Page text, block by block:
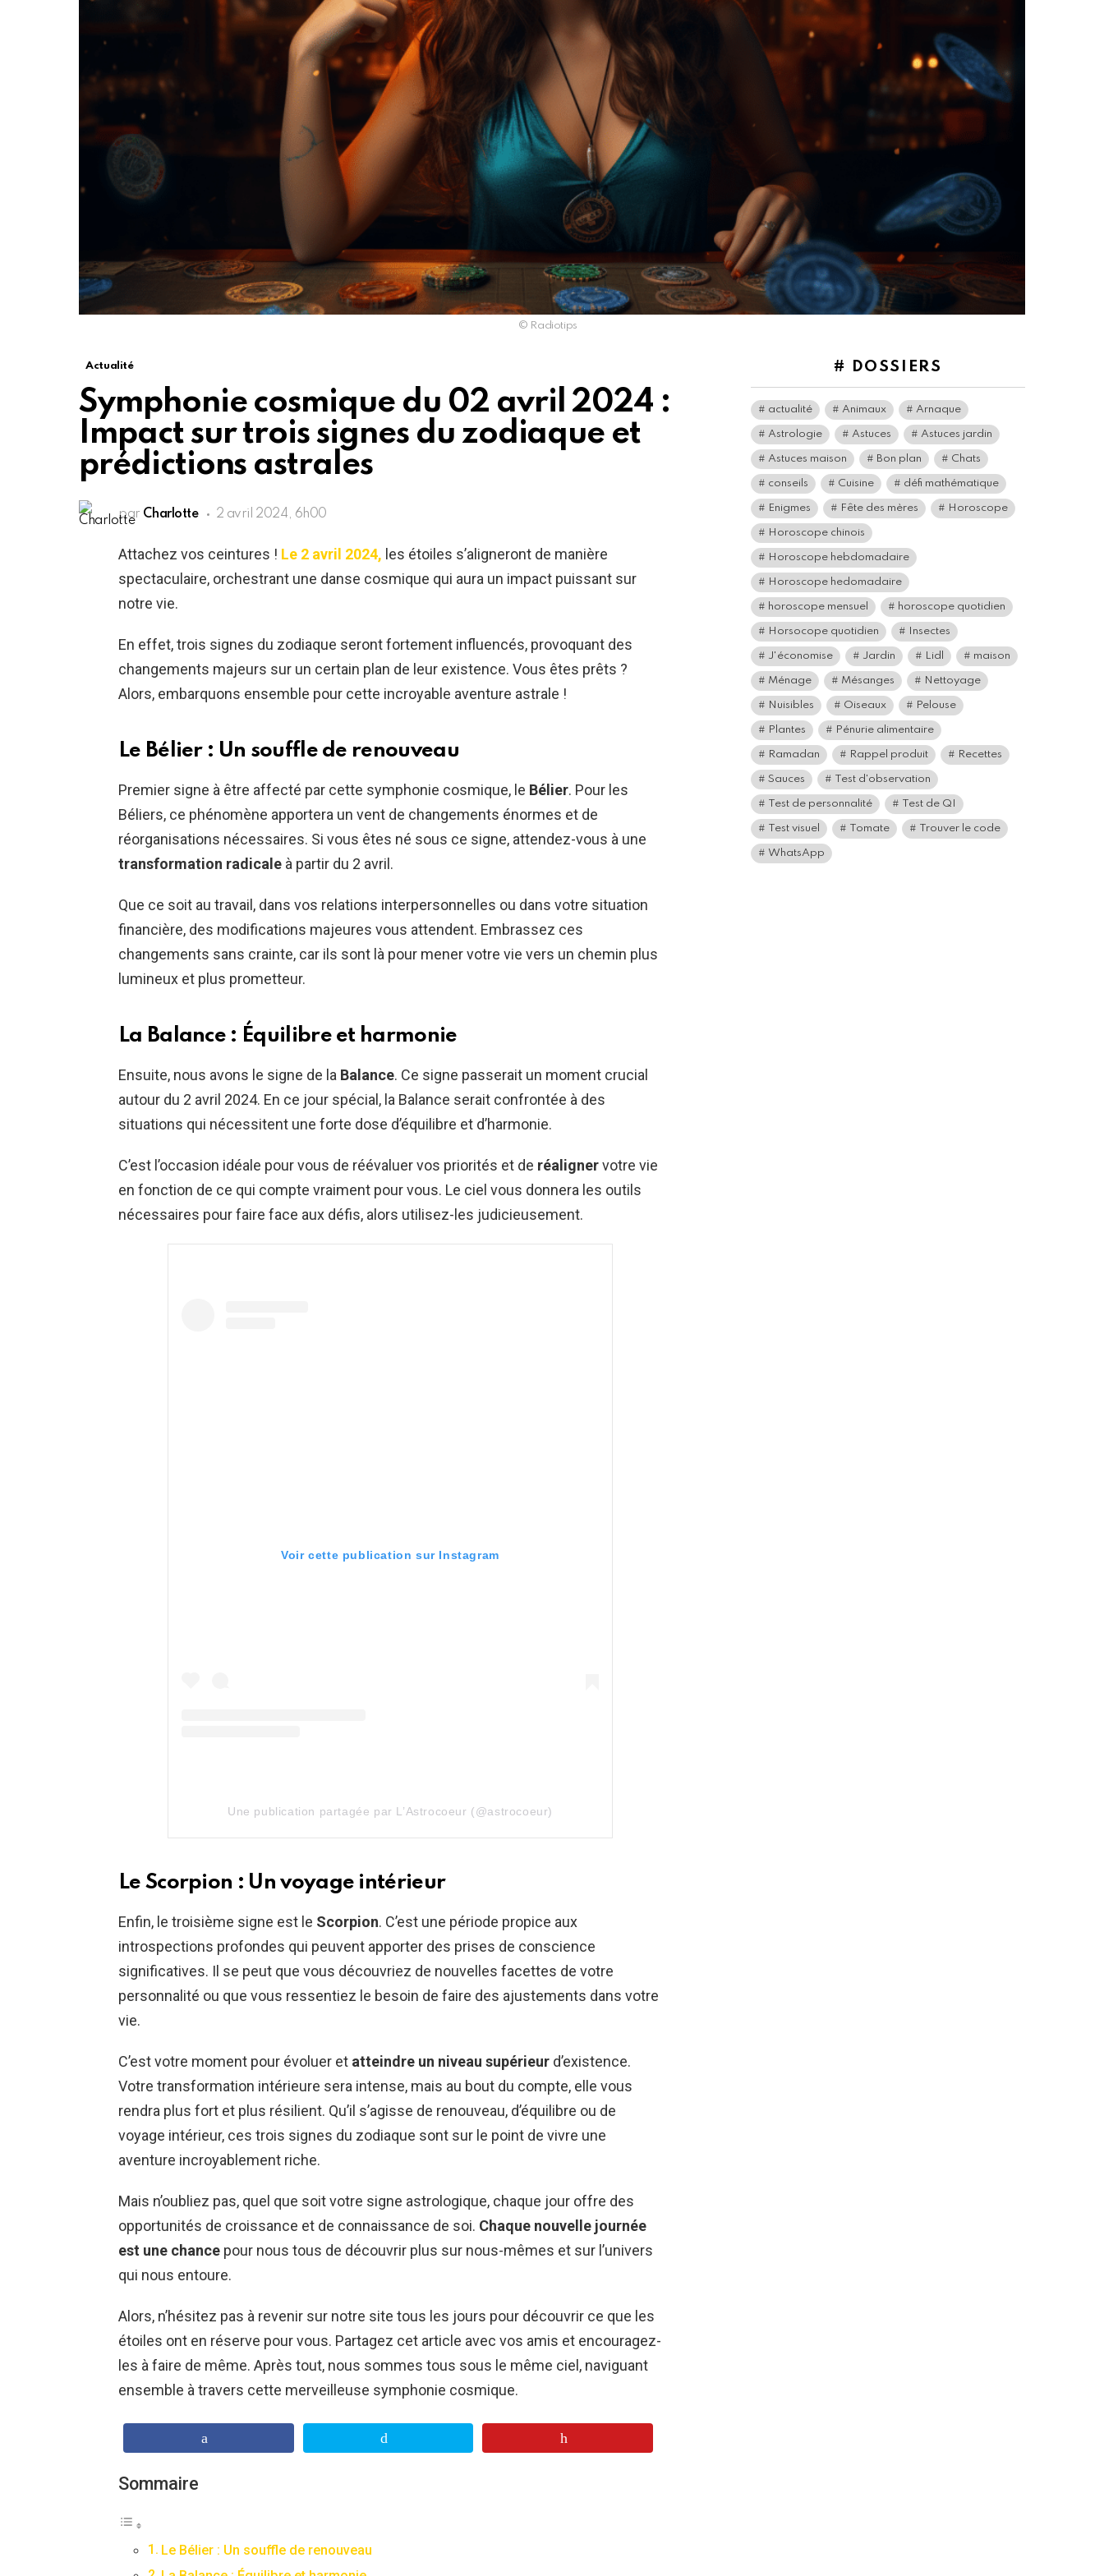
© Radiotips
Actualité
Symphonie cosmique du 02 avril 2024 :
Impact sur trois signes du zodiaque et
prédictions astrales
par Charlotte 2 avril 2024, 6h00
Attachez vos ceintures ! Le 2 avril 2024, les étoiles s’aligneront de manière
spectaculaire, orchestrant une danse cosmique qui aura un impact puissant sur
notre vie.
En effet, trois signes du zodiaque seront fortement influencés, provoquant des
changements majeurs sur un certain plan de leur existence. Vous êtes prêts ?
Alors, embarquons ensemble pour cette incroyable aventure astrale !
Le Bélier : Un souffle de renouveau
Premier signe à être affecté par cette symphonie cosmique, le Bélier. Pour les
Béliers, ce phénomène apportera un vent de changements énormes et de
réorganisations nécessaires. Si vous êtes né sous ce signe, attendez-vous à une
transformation radicale à partir du 2 avril.
Que ce soit au travail, dans vos relations interpersonnelles ou dans votre situation
financière, des modifications majeures vous attendent. Embrassez ces
changements sans crainte, car ils sont là pour mener votre vie vers un chemin plus
lumineux et plus prometteur.
La Balance : Équilibre et harmonie
Ensuite, nous avons le signe de la Balance. Ce signe passerait un moment crucial
autour du 2 avril 2024. En ce jour spécial, la Balance serait confrontée à des
situations qui nécessitent une forte dose d’équilibre et d’harmonie.
C’est l’occasion idéale pour vous de réévaluer vos priorités et de réalignervotre vie
en fonction de ce qui compte vraiment pour vous. Le ciel vous donnera les outils
nécessaires pour faire face aux défis, alors utilisez-les judicieusement.
Voir cette publication sur Instagram
Une publication partagée par L’Astrocoeur (@astrocoeur)
Le Scorpion : Un voyage intérieur
Enfin, le troisième signe est le Scorpion. C’est une période propice aux
introspections profondes qui peuvent apporter des prises de conscience
significatives. Il se peut que vous découvriez de nouvelles facettes de votre
personnalité ou que vous ressentiez le besoin de faire des ajustements dans votre
vie.
C’est votre moment pour évoluer et atteindre un niveau supérieur d’existence.
Votre transformation intérieure sera intense, mais au bout du compte, elle vous
rendra plus fort et plus résilient. Qu’il s’agisse de renouveau, d’équilibre ou de
voyage intérieur, ces trois signes du zodiaque sont sur le point de vivre une
aventure incroyablement riche.
Mais n’oubliez pas, quel que soit votre signe astrologique, chaque jour offre des
opportunités de croissance et de connaissance de soi. Chaque nouvelle journée
est une chance pour nous tous de découvrir plus sur nous-mêmes et sur l’univers
qui nous entoure.
Alors, n’hésitez pas à revenir sur notre site tous les jours pour découvrir ce que les
étoiles ont en réserve pour vous. Partagez cet article avec vos amis et encouragez-
les à faire de même. Après tout, nous sommes tous sous le même ciel, naviguant
ensemble à travers cette merveilleuse symphonie cosmique.
Sommaire
Le Bélier : Un souffle de renouveau
# DOSSIERS
actualité Animaux Arnaque
Astrologie Astuces Astuces jardin
Astuces maison Bon plan Chats
conseils Cuisine défi mathématique
Enigmes Fête des mères Horoscope
Horoscope chinois
Horoscope hebdomadaire
Horoscope hedomadaire
horoscope mensuel horoscope quotidien
Horsocope quotidien Insectes
J'économise Jardin Lidl maison
Ménage Mésanges Nettoyage
Nuisibles Oiseaux Pelouse
Plantes Pénurie alimentaire
Ramadan Rappel produit Recettes
Sauces Test d'observation
Test de personnalité Test de QI
Test visuel Tomate Trouver le code
WhatsApp